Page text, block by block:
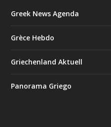
Greek News Agenda
Grèce Hebdo
Griechenland Aktuell
Panorama Griego